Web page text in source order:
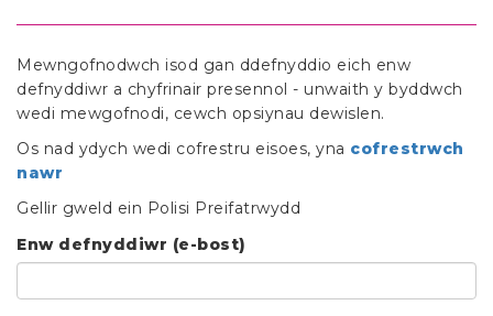
Mewngofnodwch isod gan ddefnyddio eich enw
defnyddiwr a chyfrinair presennol - unwaith y byddwch
wedi mewgofnodi, cewch opsiynau dewislen.
Os nad ydych wedi cofrestru eisoes, yna cofrestrwch
nawr
Gellir gweld ein Polisi Preifatrwydd
Enw defnyddiwr (e-bost)